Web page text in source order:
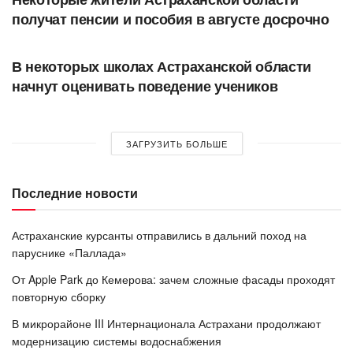
получат пенсии и пособия в августе досрочно
В некоторых школах Астраханской области
начнут оценивать поведение учеников
ЗАГРУЗИТЬ БОЛЬШЕ
Последние новости
Астраханские курсанты отправились в дальний поход на
паруснике «Паллада»
От Apple Park до Кемерова: зачем сложные фасады проходят
повторную сборку
В микрорайоне III Интернационала Астрахани продолжают
модернизацию системы водоснабжения